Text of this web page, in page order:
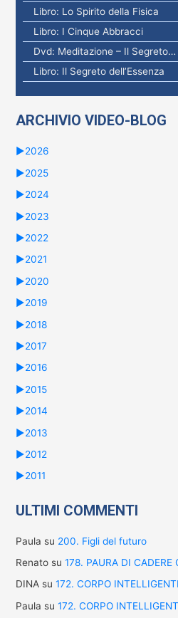
Libro: Lo Spirito della Fisica
Libro: I Cinque Abbracci
Dvd: Meditazione – Il Segreto…
Libro: Il Segreto dell’Essenza
ARCHIVIO VIDEO-BLOG
►2026
►2025
►2024
►2023
►2022
►2021
►2020
►2019
►2018
►2017
►2016
►2015
►2014
►2013
►2012
►2011
ULTIMI COMMENTI
Paula su 200. Figli del futuro
Renatosu 178. PAURA DI CADERE
DINAsu 172. CORPO
Paula su 172. CORPO